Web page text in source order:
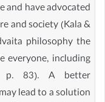
and have advocated
and society (Kala &
philosophy the
everyone, including
p. 83). A better
lead to a solution